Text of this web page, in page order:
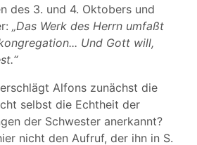
des 3. und 4. Oktobers und
„Das Werk des Herrn umfaßt
Und Gott will,
Alfons zunächst die
selbst die Echtheit der
der Schwester anerkannt?
nicht den Aufruf, der ihn in S.